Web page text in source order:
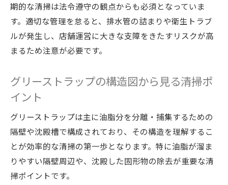
法令遵守で安心できるグリーストラップ運
用術
グリーストラップ無い飲食店のリスクと対
効率的なグリーストラップ清掃方法の実践ガイ
ド
水回りメンテナンスで清掃効果を最大化す
る方法
グリストラップ施工方法と日々の管理ポイ
ント
グリーストラップ清掃を効率化する実践テ
期的な清掃は法令遵守の観点からも必須となっていま
す。適切な管理を怠ると、排水管の詰まりや衛生トラブ
ルが発生し、店舗運営に大きな支障をきたすリスクが高
まるため注意が必要です。
グリーストラップの構造図から見る清掃ポ
イント
グリーストラップは主に油脂分を分離・捕集するための
隔壁や沈殿槽で構成されており、その構造を理解するこ
とが効率的な清掃の第一歩となります。特に油脂が溜ま
りやすい隔壁周辺や、沈殿した固形物の除去が重要な清
掃ポイントです。